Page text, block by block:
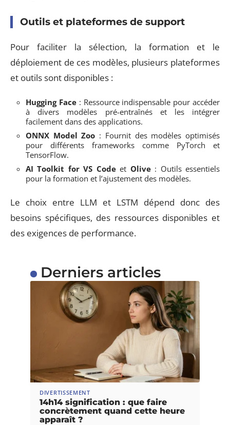
Outils et plateformes de support
Pour faciliter la sélection, la formation et le
déploiement de ces modèles, plusieurs plateformes
et outils sont disponibles :
Hugging Face: Ressource indispensable pour accéder
à divers modèles pré-entraînés et les intégrer
facilement dans des applications.
ONNX Model Zoo : Fournit des modèles optimisés
pour différents frameworks comme PyTorch et
TensorFlow.
AI Toolkit for VS Codeet Olive: Outils essentiels
pour la formation et l’ajustement des modèles.
Le choix entre LLM et LSTM dépend donc des
besoins spécifiques, des ressources disponibles et
des exigences de performance.
Derniers articles
DIVERTISSEMENT
14h14 signification : que faire
concrètement quand cette heure
apparaît ?